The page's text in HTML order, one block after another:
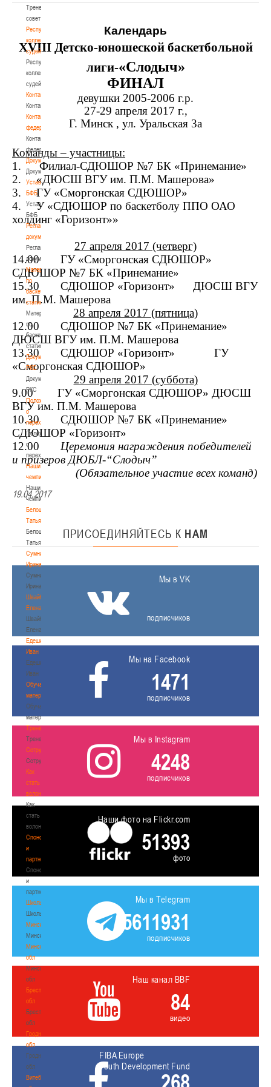
Тренерский
совет
Республиканская
коллегия
судей
Республиканская
коллегия
судей
Контакты
Контакты
Контакты
федерации
Контакты
федерации
Документы
Документы
Устав
БФБ
Устав
БФБ
Регламентирующие
документы
Регламентирующие
документы
Материалы
по
баскетбольной
статистике
Материалы
по
баскетбольной
статистике
Документы
РКС
Документы
РКС
Положение
о
переходах
Положение
о
переходах
Наши
чемпионы
Наши
чемпионы
Белошапко
Татьяна
Белошапко
Татьяна
Сумникова
Ирина
Сумникова
Ирина
Швайбович
Елена
Швайбович
Елена
Едешко
Иван
Едешко
Иван
Обучающие
материалы
Обучающие
материалы
Тренерам
Тренерам
Сотрудничество
Сотрудничество
Как
стать
волонтером
Как
стать
волонтером
Спонсоры
и
партнеры
Спонсоры
и
партнеры
Школы
Школы
Минск
Минск
Минская
обл
Минская
обл
Брестская
обл
Брестская
обл
Гродненская
обл
Гродненская
обл
Витебская
Календарь
ХVIII Детско-юношеской баскетбольной
лиги-«Слодыч»
ФИНАЛ
девушки 2005-2006 г.р.
27-29 апреля 2017 г.,
Г. Минск , ул. Уральская 3а
Команды – участницы:
1. Филиал-СДЮШОР №7 БК «Принемание»
2. «ДЮСШ ВГУ им. П.М. Машерова»
3. ГУ «Сморгонская СДЮШОР»
4. У «СДЮШОР по баскетболу ППО ОАО
холдинг «Горизонт»»
27 апреля 2017 (четверг)
14.00 ГУ «Сморгонская СДЮШОР»
СДЮШОР №7 БК «Принемание»
15.30 СДЮШОР «Горизонт» ДЮСШ ВГУ
им. П.М. Машерова
28 апреля 2017 (пятница)
12.00 СДЮШОР №7 БК «Принемание»
ДЮСШ ВГУ им. П.М. Машерова
13.30 СДЮШОР «Горизонт» ГУ
«Сморгонская СДЮШОР»
29 апреля 2017 (суббота)
9.00 ГУ «Сморгонская СДЮШОР» ДЮСШ
ВГУ им. П.М. Машерова
10.30 СДЮШОР №7 БК «Принемание»
СДЮШОР «Горизонт»
12.00 Церемония награждения победителей
и призеров ДЮБЛ-“Слодыч”
(Обязательное участие всех команд)
19.04.2017
ПРИСОЕДИНЯЙТЕСЬ К НАМ
Мы в VK
подписчиков
Мы на Facebook
1471
подписчиков
Мы в Instagram
4248
подписчиков
Наши фото на Flickr.com
51393
фото
Мы в Telegram
5611931
подписчиков
Наш канал BBF
84
видео
FIBA Europe
Youth Development Fund
268